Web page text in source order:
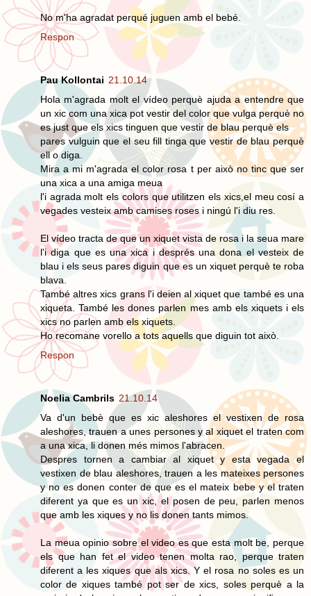
No m'ha agradat perqué juguen amb el bebé.
Respon
Pau Kollontai 21.10.14
Hola m'agrada molt el vídeo perquè ajuda a entendre que
un xic com una xica pot vestir del color que vulga perquè no
es just que els xics tinguen que vestir de blau perquè els
pares vulguin que el seu fill tinga que vestir de blau perquè
ell o diga.
Mira a mi m'agrada el color rosa t per això no tinc que ser
una xica a una amiga meua
l'i agrada molt els colors que utilitzen els xics,el meu cosí a
vegades vesteix amb camises roses i ningú l'i diu res.
El vídeo tracta de que un xiquet vista de rosa i la seua mare
l'i diga que es una xica i després una dona el vesteix de
blau i els seus pares diguin que es un xiquet perquè te roba
blava.
També altres xics grans l'i deien al xiquet que també es una
xiqueta. També les dones parlen mes amb els xiquets i els
xics no parlen amb els xiquets.
Ho recomane vorello a tots aquells que diguin tot això.
Respon
Noelia Cambrils 21.10.14
Va d'un bebè que es xic aleshores el vestixen de rosa
aleshores, trauen a unes persones y al xiquet el traten com
a una xica, li donen més mimos l'abracen.
Despres tornen a cambiar al xiquet y esta vegada el
vestixen de blau aleshores, trauen a les mateixes persones
y no es donen conter de que es el mateix bebe y el traten
diferent ya que es un xic, el posen de peu, parlen menos
que amb les xiques y no lis donen tants mimos.
La meua opinio sobre el video es que esta molt be, perque
els que han fet el video tenen molta rao, perque traten
diferent a les xiques que als xics. Y el rosa no soles es un
color de xiques també pot ser de xics, soles perquè a la